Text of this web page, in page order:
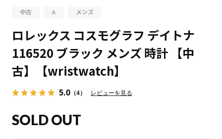
中古 A メンズ
ロレックス コスモグラフ デイトナ
116520 ブラック メンズ 時計 【中
古】【wristwatch】
5.0 （4） レビューを見る
SOLD OUT